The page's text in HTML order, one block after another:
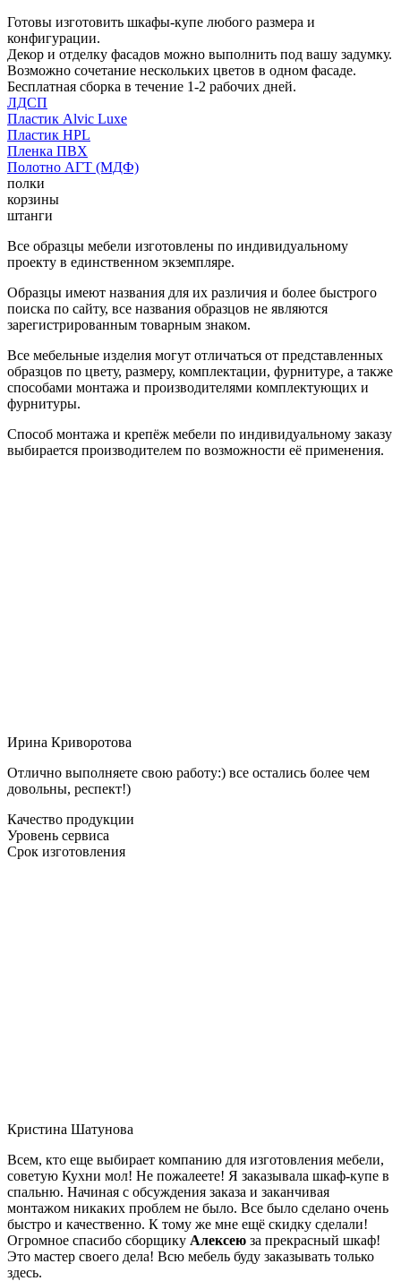
Готовы изготовить шкафы-купе любого размера и
конфигурации.
Декор и отделку фасадов можно выполнить под вашу задумку.
Возможно сочетание нескольких цветов в одном фасаде.
Бесплатная сборка в течение 1-2 рабочих дней.
ЛДСП
Пластик Alvic Luxe
Пластик HPL
Пленка ПВХ
Полотно АГТ (МДФ)
полки
корзины
штанги
Все образцы мебели изготовлены по индивидуальному
проекту в единственном экземпляре.
Образцы имеют названия для их различия и более быстрого
поиска по сайту, все названия образцов не являются
зарегистрированным товарным знаком.
Все мебельные изделия могут отличаться от представленных
образцов по цвету, размеру, комплектации, фурнитуре, а также
способами монтажа и производителями комплектующих и
фурнитуры.
Способ монтажа и крепёж мебели по индивидуальному заказу
выбирается производителем по возможности её применения.
Ирина Криворотова
Отлично выполняете свою работу:) все остались более чем
довольны, респект!)
Качество продукции
Уровень сервиса
Срок изготовления
Кристина Шатунова
Всем, кто еще выбирает компанию для изготовления мебели,
советую Кухни мол! Не пожалеете! Я заказывала шкаф-купе в
спальню. Начиная с обсуждения заказа и заканчивая
монтажом никаких проблем не было. Все было сделано очень
быстро и качественно. К тому же мне ещё скидку сделали!
Огромное спасибо сборщику Алексею за прекрасный шкаф!
Это мастер своего дела! Всю мебель буду заказывать только
здесь.